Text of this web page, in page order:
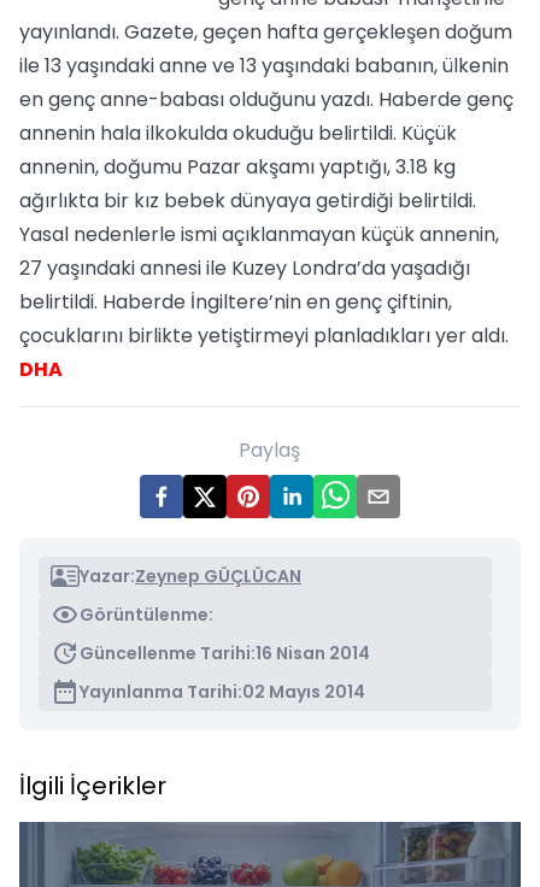
yayınlandı. Gazete, geçen hafta gerçekleşen doğum
ile 13 yaşındaki anne ve 13 yaşındaki babanın, ülkenin
en genç anne-babası olduğunu yazdı. Haberde genç
annenin hala ilkokulda okuduğu belirtildi. Küçük
annenin, doğumu Pazar akşamı yaptığı, 3.18 kg
ağırlıkta bir kız bebek dünyaya getirdiği belirtildi.
Yasal nedenlerle ismi açıklanmayan küçük annenin,
27 yaşındaki annesi ile Kuzey Londra’da yaşadığı
belirtildi. Haberde İngiltere’nin en genç çiftinin,
çocuklarını birlikte yetiştirmeyi planladıkları yer aldı.
DHA
Paylaş
Yazar:Zeynep GÜÇLÜCAN
Görüntülenme:
Güncellenme Tarihi:16 Nisan 2014
Yayınlanma Tarihi:02 Mayıs 2014
İlgili İçerikler